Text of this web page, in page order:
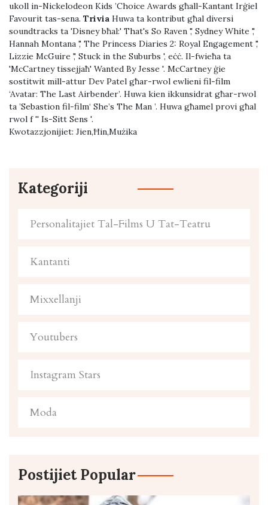
ukoll in-Nickelodeon Kids ’Choice Awards għall-Kantant Irġiel
Favourit tas-sena. Trivia Huwa ta kontribut għal diversi
soundtracks ta 'Disney bħal:' That's So Raven ',' Sydney White ','
Hannah Montana ',' The Princess Diaries 2: Royal Engagement ','
Lizzie McGuire ',' Stuck in the Suburbs ', eċċ. Il-fwieħa ta
'McCartney tissejjaħ' Wanted By Jesse '. McCartney ġie
sostitwit mill-attur Dev Patel għar-rwol ewlieni fil-film
‘Avatar: The Last Airbender’. Huwa kien ikkunsidrat għar-rwol
ta ’Sebastion fil-film‘ She’s The Man ’. Huwa għamel provi għal
rwol f '' Is-Sitt Sens '.
Kwotazzjonijiet: Jien,Ħin,Mużika
Kategoriji
Personalitajiet Tal-Films U Tat-Teatru
Kantanti
Mixxellanji
Youtubers
Instagram Stars
Moda
Postijiet Popular